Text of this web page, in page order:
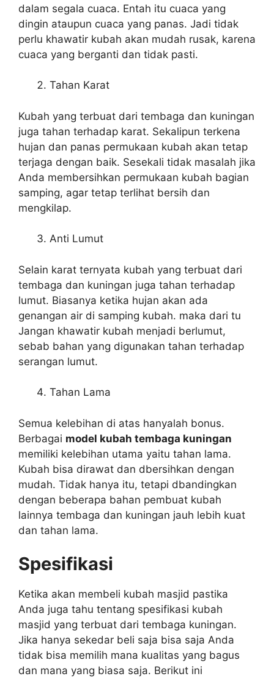
dalam segala cuaca. Entah itu cuaca yang
dingin ataupun cuaca yang panas. Jadi tidak
perlu khawatir kubah akan mudah rusak, karena
cuaca yang berganti dan tidak pasti.
Tahan Karat
Kubah yang terbuat dari tembaga dan kuningan
juga tahan terhadap karat. Sekalipun terkena
hujan dan panas permukaan kubah akan tetap
terjaga dengan baik. Sesekali tidak masalah jika
Anda membersihkan permukaan kubah bagian
samping, agar tetap terlihat bersih dan
mengkilap.
Anti Lumut
Selain karat ternyata kubah yang terbuat dari
tembaga dan kuningan juga tahan terhadap
lumut. Biasanya ketika hujan akan ada
genangan air di samping kubah. maka dari tu
Jangan khawatir kubah menjadi berlumut,
sebab bahan yang digunakan tahan terhadap
serangan lumut.
Tahan Lama
Semua kelebihan di atas hanyalah bonus.
Berbagai model kubah tembaga kuningan
memiliki kelebihan utama yaitu tahan lama.
Kubah bisa dirawat dan dbersihkan dengan
mudah. Tidak hanya itu, tetapi dbandingkan
dengan beberapa bahan pembuat kubah
lainnya tembaga dan kuningan jauh lebih kuat
dan tahan lama.
Spesifikasi
Ketika akan membeli kubah masjid pastika
Anda juga tahu tentang spesifikasi kubah
masjid yang terbuat dari tembaga kuningan.
Jika hanya sekedar beli saja bisa saja Anda
tidak bisa memilih mana kualitas yang bagus
dan mana yang biasa saja. Berikut ini